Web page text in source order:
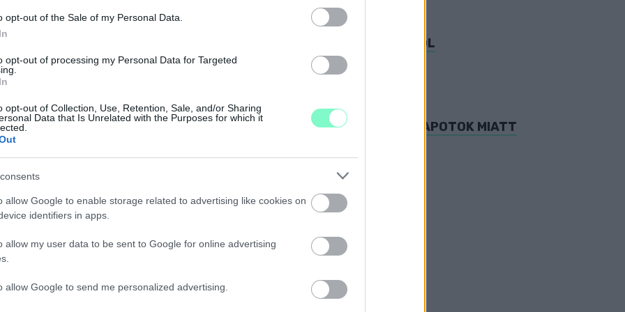
opt-out of the Sale of my Personal Data.
opt-out of processing my Personal Data for Targeted
opt-out of Collection, Use, Retention, Sale, and/or Sharing
Data that Is Unrelated with the Purposes for which it
allow Google to enable storage related to advertising like cookies on
identifiers in apps.
allow my user data to be sent to Google for online advertising
allow Google to send me personalized advertising.
VANNAK AZ INFÓK A SZOMBATHELYI SZEMÉTTELEP-TÜNTETÉSRŐL
megóvása és a szombathelyi Parkerdő védelme.
SZOMBATHELYI PARKERDŐÉRT CSOPORT A TŰRHETETLEN ÁLLAPOTOK MIATT
uralkodó mocsok miatt.
PARKERDŐNÉL LÉVŐ SZEMÉTTELEP MŰKÖDÉSÉVEL
úton található hulladéklerakó ügyével kapcsolatban.
ERDEI ISKOLA ÚTNÁL